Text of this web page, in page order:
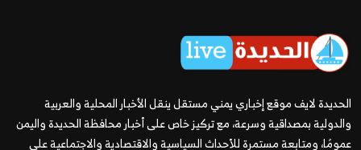
الحديدة لايف موقع إخباري يمني مستقل ينقل الأخبار المحلية والعربية
والدولية بمصداقية وسرعة، مع تركيز خاص على أخبار محافظة الحديدة واليمن
عمومًا، ومتابعة مستمرة للأحداث السياسية والاقتصادية والاجتماعية على